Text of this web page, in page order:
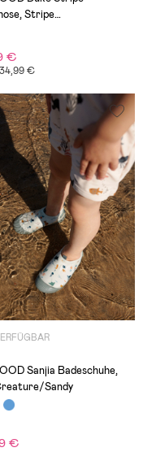
Stripe
Crisp White
€
€
Sanjia Badeschuhe,
Sandy
€